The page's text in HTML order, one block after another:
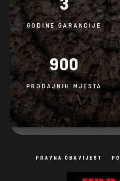
900
PRODAJNIH MJESTA
PRAVNA OBAVIJEST
Izrada mrežnih